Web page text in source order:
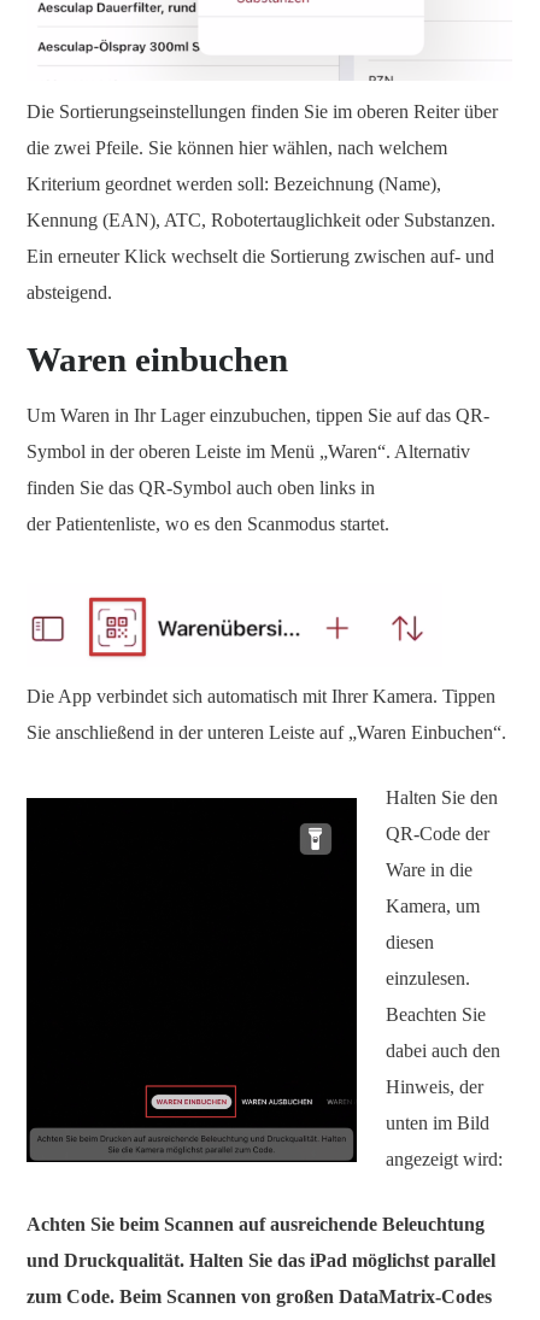
Die Sortierungseinstellungen finden Sie im oberen Reiter über
die zwei Pfeile. Sie können hier wählen, nach welchem
Kriterium geordnet werden soll: Bezeichnung (Name),
Kennung (EAN), ATC, Robotertauglichkeit oder Substanzen.
Ein erneuter Klick wechselt die Sortierung zwischen auf- und
absteigend.
Waren einbuchen
Um Waren in Ihr Lager einzubuchen, tippen Sie auf das QR-
Symbol in der oberen Leiste im Menü „Waren“. Alternativ
finden Sie das QR-Symbol auch oben links in
der Patientenliste, wo es den Scanmodus startet.
Die App verbindet sich automatisch mit Ihrer Kamera. Tippen
Sie anschließend in der unteren Leiste auf „Waren Einbuchen“.
Halten Sie den
QR-Code der
Ware in die
Kamera, um
diesen
einzulesen.
Beachten Sie
dabei auch den
Hinweis, der
unten im Bild
angezeigt wird:
Achten Sie beim Scannen auf ausreichende Beleuchtung
und Druckqualität. Halten Sie das iPad möglichst parallel
zum Code. Beim Scannen von großen DataMatrix-Codes